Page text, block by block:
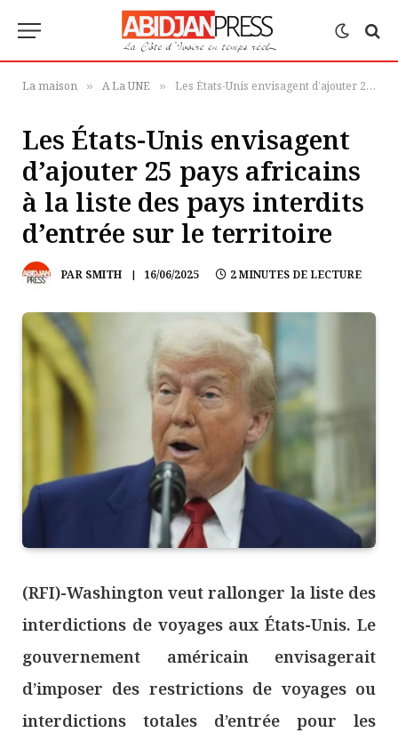
La maison » A La UNE » Les États-Unis envisagent d’ajouter 25 pays africains à la liste des pays interdits d’entrée sur le territoire
Les États-Unis envisagent
d’ajouter 25 pays africains
à la liste des pays interdits
d’entrée sur le territoire
PAR SMITH 16/06/2025 2 MINUTES DE LECTURE
(RFI)-Washington veut rallonger la liste des
interdictions de voyages aux États-Unis. Le
gouvernement américain envisagerait
d’imposer des restrictions de voyages ou
interdictions totales d’entrée pour les